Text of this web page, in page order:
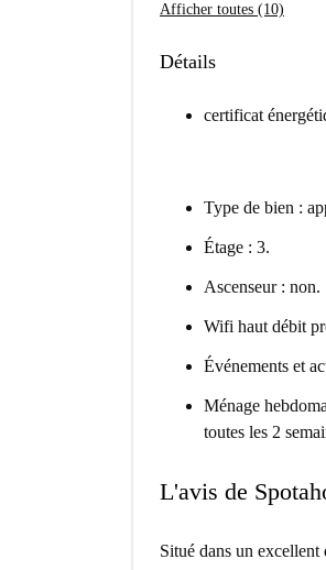
Afficher toutes (10)
Détails
certificat
Type de bien :
Étage : 3.
Ascenseur : non.
Wifi haut débit
Événements et
Ménage
toutes les 2
L'avis de
Situé dans un